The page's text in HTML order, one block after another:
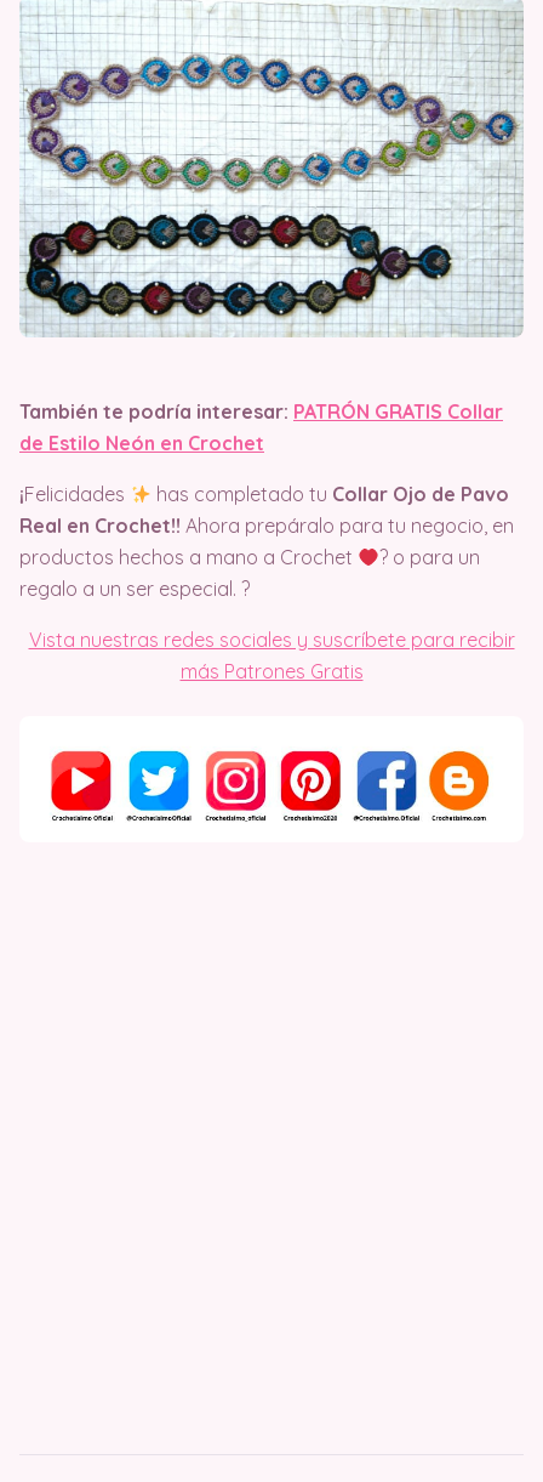
También te podría interesar: PATRÓN GRATIS Collar
de Estilo Neón en Crochet
¡Felicidades has completado tu Collar Ojo de Pavo
Real en Crochet!! Ahora prepáralo para tu negocio, en
productos hechos a mano a Crochet
? o para un
regalo a un ser especial. ?
Vista nuestras redes sociales y suscríbete para recibir
más Patrones Gratis